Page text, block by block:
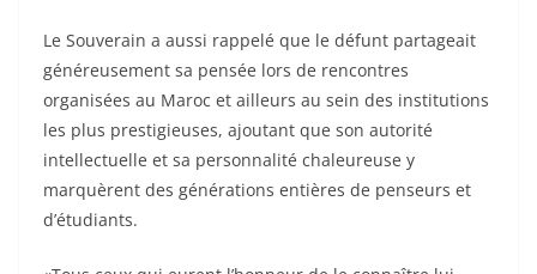
Le Souverain a aussi rappelé que le défunt partageait
généreusement sa pensée lors de rencontres
organisées au Maroc et ailleurs au sein des institutions
les plus prestigieuses, ajoutant que son autorité
intellectuelle et sa personnalité chaleureuse y
marquèrent des générations entières de penseurs et
d’étudiants.